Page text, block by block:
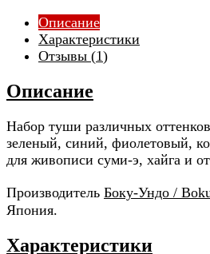
Описание
Характеристики
Отзывы (1)
Описание
Набор туши различных
зеленый, синий, фиолетовый,
для живописи суми-э, хайга и
Производитель Боку-Ундо /
Япония.
Характеристики